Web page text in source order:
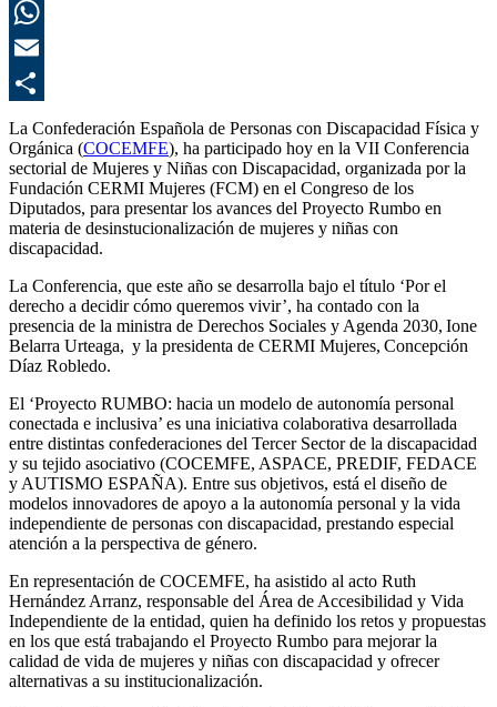
La Confederación Española de Personas con Discapacidad Física y
Orgánica (COCEMFE), ha participado hoy en la VII Conferencia
sectorial de Mujeres y Niñas con Discapacidad, organizada por la
Fundación CERMI Mujeres (FCM) en el Congreso de los
Diputados, para presentar los avances del Proyecto Rumbo en
materia de desinstucionalización de mujeres y niñas con
discapacidad.
La Conferencia, que este año se desarrolla bajo el título ‘Por el
derecho a decidir cómo queremos vivir’, ha contado con la
presencia de la ministra de Derechos Sociales y Agenda 2030, Ione
Belarra Urteaga, y la presidenta de CERMI Mujeres, Concepción
Díaz Robledo.
El ‘Proyecto RUMBO: hacia un modelo de autonomía personal
conectada e inclusiva’ es una iniciativa colaborativa desarrollada
entre distintas confederaciones del Tercer Sector de la discapacidad
y su tejido asociativo (COCEMFE, ASPACE, PREDIF, FEDACE
y AUTISMO ESPAÑA). Entre sus objetivos, está el diseño de
modelos innovadores de apoyo a la autonomía personal y la vida
independiente de personas con discapacidad, prestando especial
atención a la perspectiva de género.
En representación de COCEMFE, ha asistido al acto Ruth
Hernández Arranz, responsable del Área de Accesibilidad y Vida
Independiente de la entidad, quien ha definido los retos y propuestas
en los que está trabajando el Proyecto Rumbo para mejorar la
calidad de vida de mujeres y niñas con discapacidad y ofrecer
alternativas a su institucionalización.